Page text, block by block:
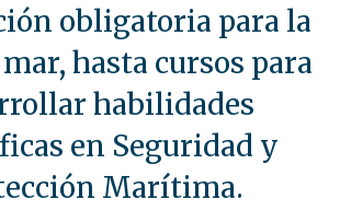
obligatoria para la
hasta cursos para
habilidades
en Seguridad y
Marítima.